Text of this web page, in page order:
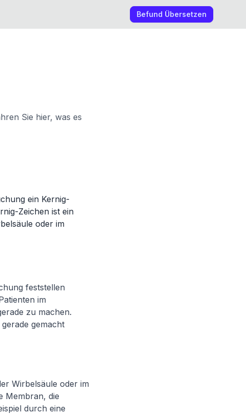
Befund Übersetzen
Sie hier, was es
ein Kernig-
Zeichen ist ein
oder im
feststellen
im
zu machen.
gemacht
Wirbelsäule oder im
Membran, die
durch eine